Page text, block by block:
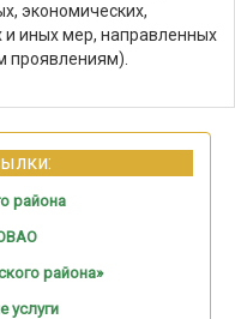
экономических,
и иных мер, направленных
проявлениям).
района
района»
услуги